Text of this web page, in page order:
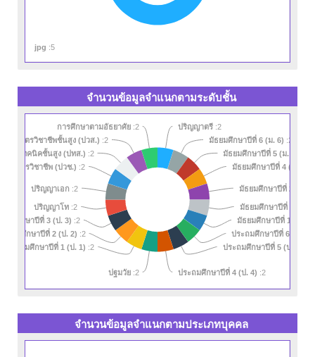
jpg :5
จำนวนข้อมูลจำแนกตามระดับชั้น
ปริญญาตรี :2
มัธยมศึกษาปีที่ 6 (ม. 6) :2
มัธยมศึกษาปีที่ 5 (ม. 5)
มัธยมศึกษาปีที่ 4 (ม. 4)
มัธยมศึกษาปีที่ 2 (ม. 2)
มัธยมศึกษาปีที่ 3 (ม. 3)
มัธยมศึกษาปีที่ 1 (ม. 1)
ประถมศึกษาปีที่ 6 (ป. 6)
ประถมศึกษาปีที่ 5 (ป. 5)
ประถมศึกษาปีที่ 4 (ป. 4) :2
ปฐมวัย :2
ประถมศึกษาปีที่ 1 (ป. 1) :2
ระถมศึกษาปีที่ 2 (ป. 2) :2
ถมศึกษาปีที่ 3 (ป. 3) :2
ปริญญาโท :2
ปริญญาเอก :2
นียบัตรวิชาชีพ (ปวช.) :2
รครูเทคนิคชั้นสูง (ปทส.) :2
ศนียบัตรวิชาชีพชั้นสูง (ปวส.) :2
การศึกษาตามอัธยาศัย :2
จำนวนข้อมูลจำแนกตามประเภทบุคคล